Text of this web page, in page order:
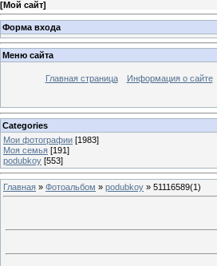
[Мой сайт]
Форма входа
Меню сайта
Главная страница Информация о сайте
Categories
Мои фотографии [1983]
Моя семья [191]
podubkoy [553]
Главная » Фотоальбом » podubkoy » 51116589(1)